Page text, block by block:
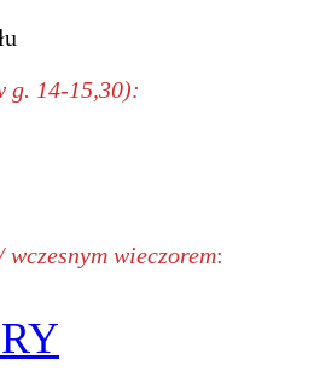
g. 14-15,30):
wczesnym wieczorem: